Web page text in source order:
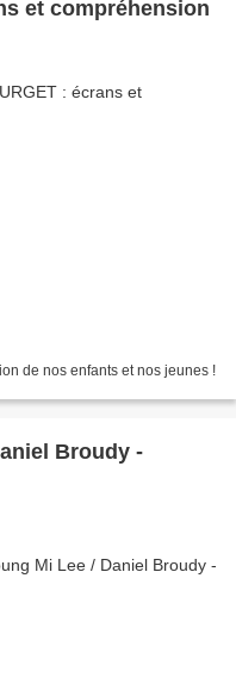
et compréhension
de nos enfants et nos jeunes !
Broudy -